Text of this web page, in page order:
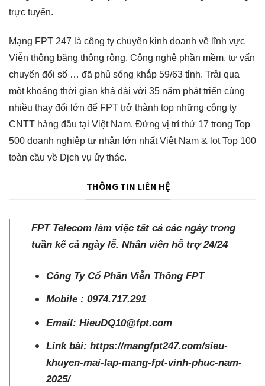
trực tuyến.
Mạng FPT 247 là công ty chuyên kinh doanh về lĩnh vực
Viễn thông băng thông rộng, Công nghệ phần mềm, tư vấn
chuyển đổi số … đã phủ sóng khắp 59/63 tỉnh. Trải qua
một khoảng thời gian khá dài với 35 năm phát triển cùng
nhiều thay đổi lớn để FPT trở thành top những công ty
CNTT hàng đầu tại Việt Nam. Đứng vị trí thứ 17 trong Top
500 doanh nghiệp tư nhân lớn nhất Việt Nam & lọt Top 100
toàn cầu về Dịch vụ ủy thác.
THÔNG TIN LIÊN HỆ
FPT Telecom làm việc tất cả các ngày trong
tuần kể cả ngày lễ. Nhân viên hỗ trợ 24/24
Công Ty Cổ Phần Viễn Thông FPT
Mobile : 0974.717.291
Email: HieuDQ10@fpt.com
Link bài: https://mangfpt247.com/sieu-
khuyen-mai-lap-mang-fpt-vinh-phuc-nam-
2025/